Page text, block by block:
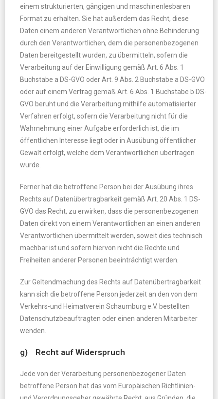
einem strukturierten, gängigen und maschinenlesbaren
Format zu erhalten. Sie hat außerdem das Recht, diese
Daten einem anderen Verantwortlichen ohne Behinderung
durch den Verantwortlichen, dem die personenbezogenen
Daten bereitgestellt wurden, zu übermitteln, sofern die
Verarbeitung auf der Einwilligung gemäß Art. 6 Abs. 1
Buchstabe a DS-GVO oder Art. 9 Abs. 2 Buchstabe a DS-GVO
oder auf einem Vertrag gemäß Art. 6 Abs. 1 Buchstabe b DS-
GVO beruht und die Verarbeitung mithilfe automatisierter
Verfahren erfolgt, sofern die Verarbeitung nicht für die
Wahrnehmung einer Aufgabe erforderlich ist, die im
öffentlichen Interesse liegt oder in Ausübung öffentlicher
Gewalt erfolgt, welche dem Verantwortlichen übertragen
wurde.
Ferner hat die betroffene Person bei der Ausübung ihres
Rechts auf Datenübertragbarkeit gemäß Art. 20 Abs. 1 DS-
GVO das Recht, zu erwirken, dass die personenbezogenen
Daten direkt von einem Verantwortlichen an einen anderen
Verantwortlichen übermittelt werden, soweit dies technisch
machbar ist und sofern hiervon nicht die Rechte und
Freiheiten anderer Personen beeinträchtigt werden.
Zur Geltendmachung des Rechts auf Datenübertragbarkeit
kann sich die betroffene Person jederzeit an den von dem
Verkehrs-und Heimatverein Schaumburg e.V. bestellten
Datenschutzbeauftragten oder einen anderen Mitarbeiter
wenden.
g) Recht auf Widerspruch
Jede von der Verarbeitung personenbezogener Daten
betroffene Person hat das vom Europäischen Richtlinien-